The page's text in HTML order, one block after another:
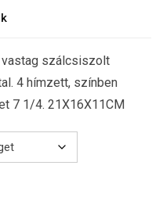
vastag szálcsiszolt
4 hímzett, színben
7 1/4. 21X16X11CM